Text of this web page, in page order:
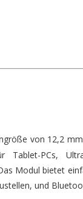
von 12,2
Tablet-PCs,
Modul bietet
und